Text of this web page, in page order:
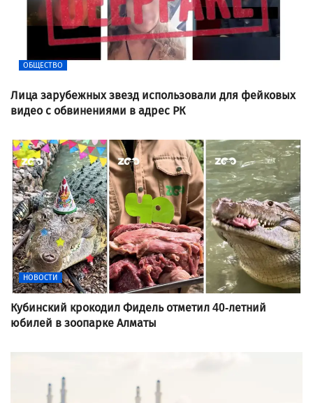
ОБЩЕСТВО
Лица зарубежных звезд использовали для фейковых
видео с обвинениями в адрес РК
НОВОСТИ
Кубинский крокодил Фидель отметил 40-летний
юбилей в зоопарке Алматы